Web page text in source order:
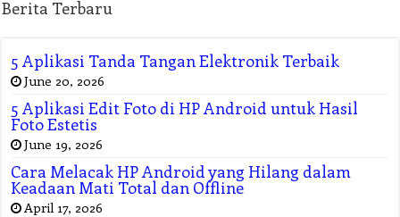
Berita Terbaru
5 Aplikasi Tanda Tangan Elektronik Terbaik
June 20, 2026
5 Aplikasi Edit Foto di HP Android untuk Hasil
Foto Estetis
June 19, 2026
Cara Melacak HP Android yang Hilang dalam
Keadaan Mati Total dan Offline
April 17, 2026